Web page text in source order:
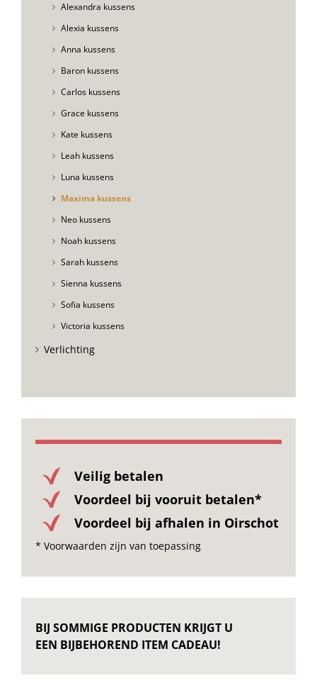
Alexandra kussens
Alexia kussens
Anna kussens
Baron kussens
Carlos kussens
Grace kussens
Kate kussens
Leah kussens
Luna kussens
Maxima kussens
Neo kussens
Noah kussens
Sarah kussens
Sienna kussens
Sofia kussens
Victoria kussens
Verlichting
Veilig betalen
Voordeel bij vooruit betalen*
Voordeel bij afhalen in Oirschot
* Voorwaarden zijn van toepassing
BIJ SOMMIGE PRODUCTEN KRIJGT U
EEN BIJBEHOREND ITEM CADEAU!